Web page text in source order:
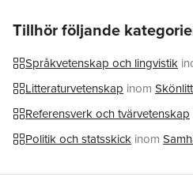
Tillhör följande
Språkvetenskap och lingvistik
Litteraturvetenskap inom
Referensverk och tvärvetenskap
Politik och statsskick inom